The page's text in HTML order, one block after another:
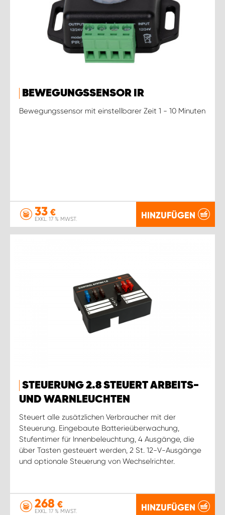
BEWEGUNGSSENSOR IR
Bewegungssensor mit einstellbarer Zeit 1 - 10 Minuten
33 €
EXKL. 17 % MWST. HINZUFÜGEN
STEUERUNG 2.8 STEUERT ARBEITS-
UND WARNLEUCHTEN
Steuert alle zusätzlichen Verbraucher mit der
Steuerung. Eingebaute Batterieüberwachung,
Stufentimer für Innenbeleuchtung, 4 Ausgänge, die
über Tasten gesteuert werden, 2 St. 12-V-Ausgänge
und optionale Steuerung von Wechselrichter.
268 €
EXKL. 17 % MWST. HINZUFÜGEN